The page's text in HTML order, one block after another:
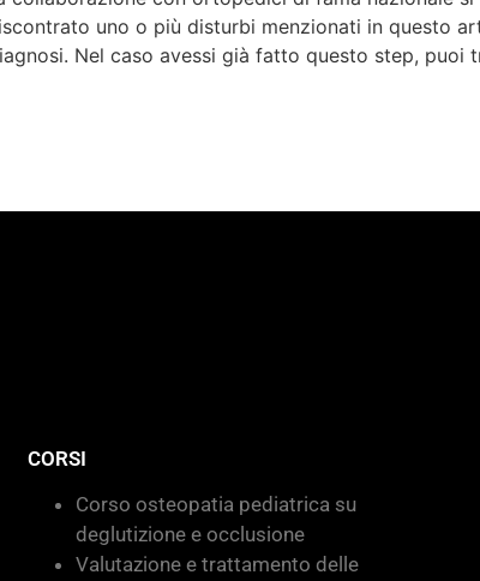
uno o più disturbi menzionati in questo
Nel caso avessi già fatto questo step, puoi
CORSI
Corso osteopatia pediatrica su
deglutizione e occlusione
Valutazione e trattamento delle